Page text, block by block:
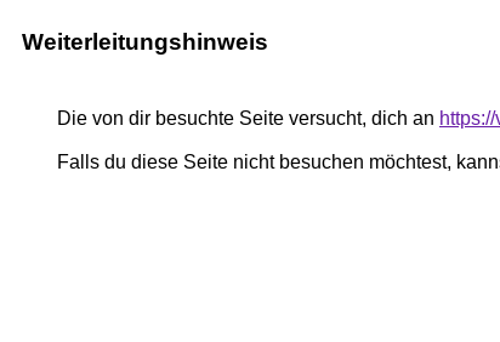
Weiterleitungshinweis
Die von dir besuchte Seite versucht, dich an
Falls du diese Seite nicht besuchen möchtest,